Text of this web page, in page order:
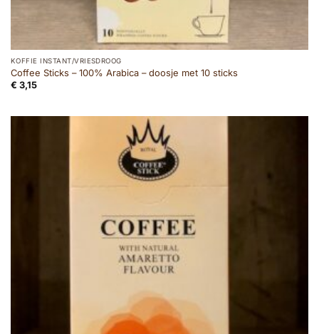
KOFFIE INSTANT/VRIESDROOG
Coffee Sticks – 100% Arabica – doosje met 10 sticks
€ 3,15